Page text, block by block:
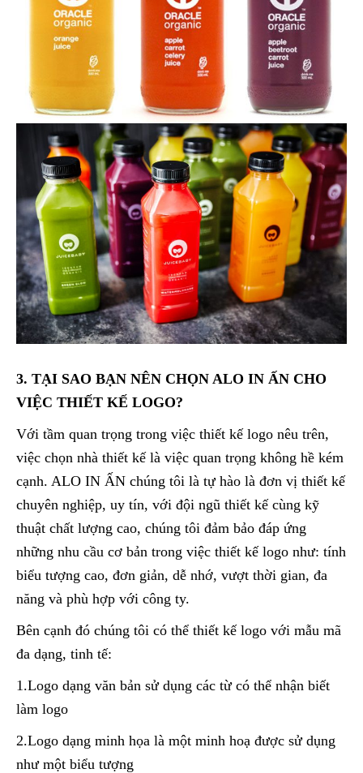
3. TẠI SAO BẠN NÊN CHỌN ALO IN ẤN CHO
VIỆC THIẾT KẾ LOGO?
Với tầm quan trọng trong việc thiết kế logo nêu trên,
việc chọn nhà thiết kế là việc quan trọng không hề kém
cạnh. ALO IN ẤN chúng tôi là tự hào là đơn vị thiết kế
chuyên nghiệp, uy tín, với đội ngũ thiết kế cùng kỹ
thuật chất lượng cao, chúng tôi đảm bảo đáp ứng
những nhu cầu cơ bản trong việc thiết kế logo như: tính
biểu tượng cao, đơn giản, dễ nhớ, vượt thời gian, đa
năng và phù hợp với công ty.
Bên cạnh đó chúng tôi có thể thiết kế logo với mẫu mã
đa dạng, tinh tế:
1.Logo dạng văn bản sử dụng các từ có thể nhận biết
làm logo
2.Logo dạng minh họa là một minh hoạ được sử dụng
như một biểu tượng